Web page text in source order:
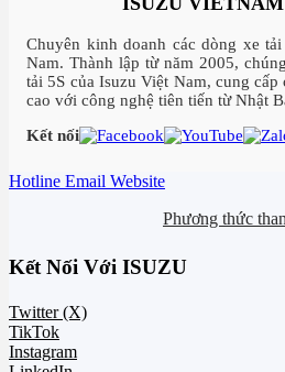
Chuyên kinh doanh các dòng xe
Nam. Thành lập từ năm 2005,
tải 5S của Isuzu Việt Nam, cung
cao với công nghệ tiên tiến từ Nhật
Kết nối
Hotline Email Website
Phương thức
Kết Nối Với ISUZU
Twitter (X)
TikTok
Instagram